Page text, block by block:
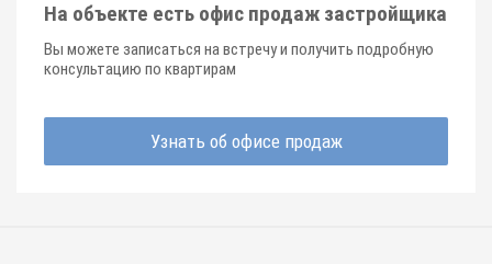
На объекте есть офис продаж застройщика
Вы можете записаться на встречу и получить подробную
консультацию по квартирам
Узнать об офисе продаж